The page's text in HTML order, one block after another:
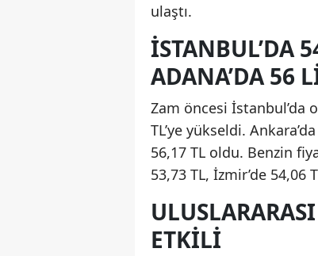
ulaştı.
İSTANBUL’DA
ADANA’DA 56
Zam öncesi İstanbul’da
TL’ye yükseldi.
56,17 TL oldu. Benzin
53,73 TL, İzmir’de 54,06
ETKILI